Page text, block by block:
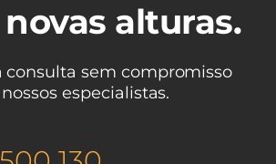
alturas.
consulta sem compromisso
especialistas.